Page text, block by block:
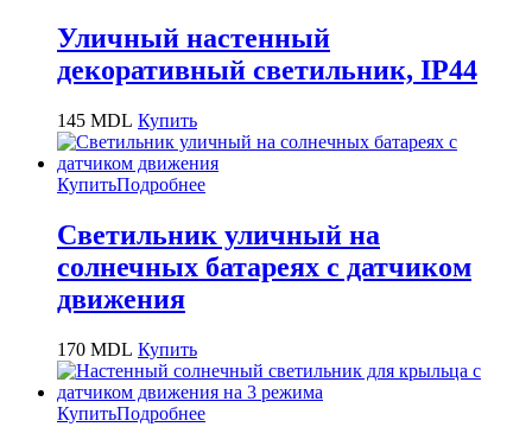
Уличный настенный
декоративный светильник, IP44
145 MDL Купить
КупитьПодробнее
Светильник уличный на
солнечных батареях с датчиком
движения
170 MDL Купить
КупитьПодробнее